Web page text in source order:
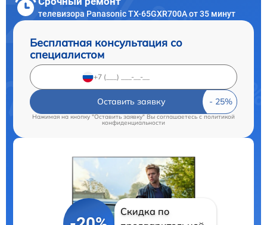
телевизора Panasonic TX-65GXR700A от 35 минут
Бесплатная консультация со
специалистом
Оставить заявку
Нажимая на кнопку "Оставить заявку" Вы соглашаетесь cполитикой
конфиденциальности
Скидка по